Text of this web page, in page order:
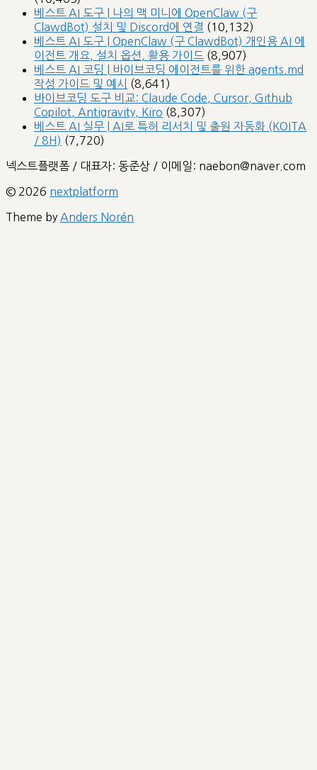
베스트 AI 도구 | 나의 맥 미니에 OpenClaw (구
ClawdBot) 설치 및 Discord에 연결 (10,132)
베스트 AI 도구 | OpenClaw (구 ClawdBot) 개인용 AI 에
이전트 개요, 설치 옵션, 활용 가이드 (8,907)
베스트 AI 코딩 | 바이브코딩 에이전트를 위한 agents.md
작성 가이드 및 예시
(8,641)
바이브코딩 도구 비교: Claude Code, Cursor, Github
Copilot, Antigravity, Kiro (8,307)
베스트 AI 실무 | AI로 특허 리서치 및 출원 자동화 (KOITA
/ 8H) (7,720)
넥스트플랫폼 / 대표자: 동준상 / 이메일: naebon@naver.com
© 2026 nextplatform
Theme by Anders Norén